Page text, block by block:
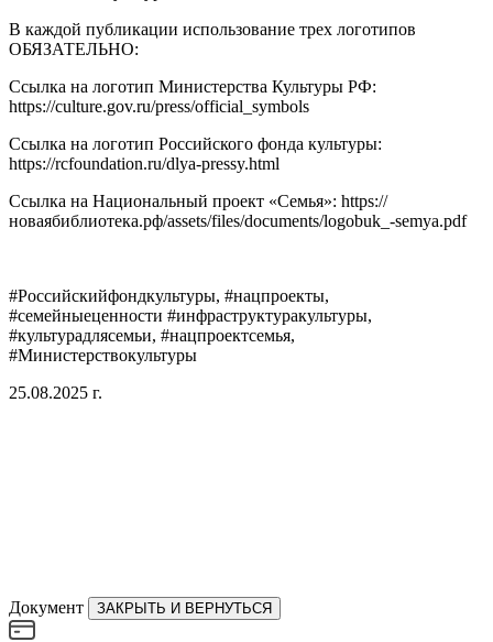
В каждой публикации использование трех логотипов
ОБЯЗАТЕЛЬНО:
Ссылка на логотип Министерства Культуры РФ:
https://culture.gov.ru/press/official_symbols
Ссылка на логотип Российского фонда культуры:
https://rcfoundation.ru/dlya-pressy.html
Ссылка на Национальный проект «Семья»: https://
новаябиблиотека.рф/assets/files/documents/logobuk_-semya.pdf
#Российскийфондкультуры, #нацпроекты,
#семейныеценности #инфраструктуракультуры,
#культурадлясемьи, #нацпроектсемья,
#Министерствокультуры
25.08.2025 г.
Документ ЗАКРЫТЬ И ВЕРНУТЬСЯ